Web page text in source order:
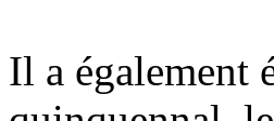
Il a également